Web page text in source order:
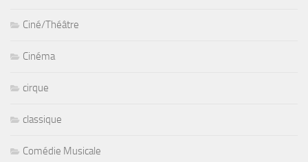
Ciné/Théâtre
Cinéma
cirque
classique
Comédie Musicale